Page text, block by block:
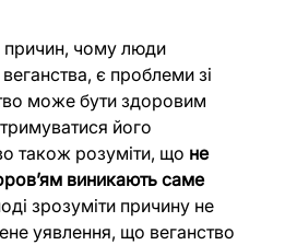
причин, чому люди
є проблеми зі
може бути здоровим
його
також розуміти, що не
виникають саме
зрозуміти причину не
уявлення, що веганство